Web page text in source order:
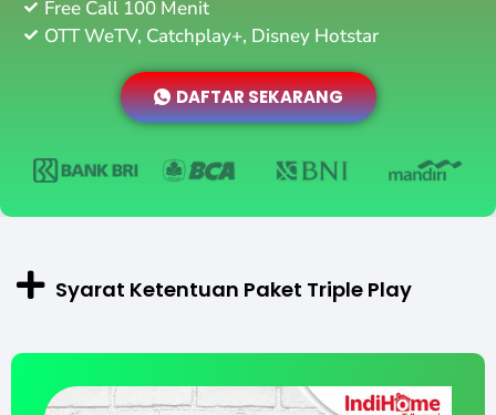
Free Call 100 Menit
OTT WeTV, Catchplay+, Disney Hotstar
DAFTAR SEKARANG
Syarat Ketentuan Paket Triple Play